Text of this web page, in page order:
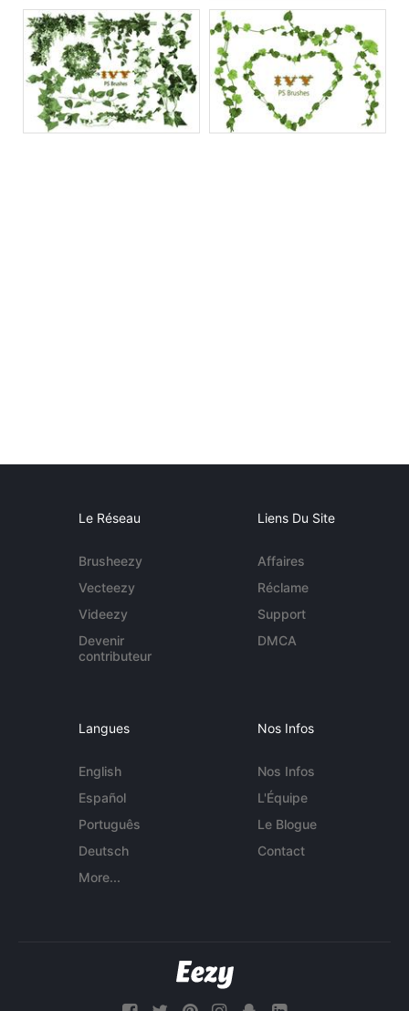
Le Réseau
Brusheezy
Vecteezy
Videezy
Devenir
contributeur
Liens Du Site
Affaires
Réclame
Support
DMCA
Langues
English
Español
Português
Deutsch
More...
Nos Infos
Nos Infos
L'Équipe
Le Blogue
Contact